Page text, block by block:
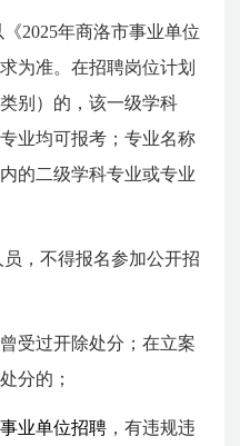
2025年商洛市事业单位
为准。在招聘岗位计划
别）的，该一级学科
业均可报考；专业名称
的二级学科专业或专业
员，不得报名参加公开招
受过开除处分；在立案
分的；
事业单位招聘 ，有违规违